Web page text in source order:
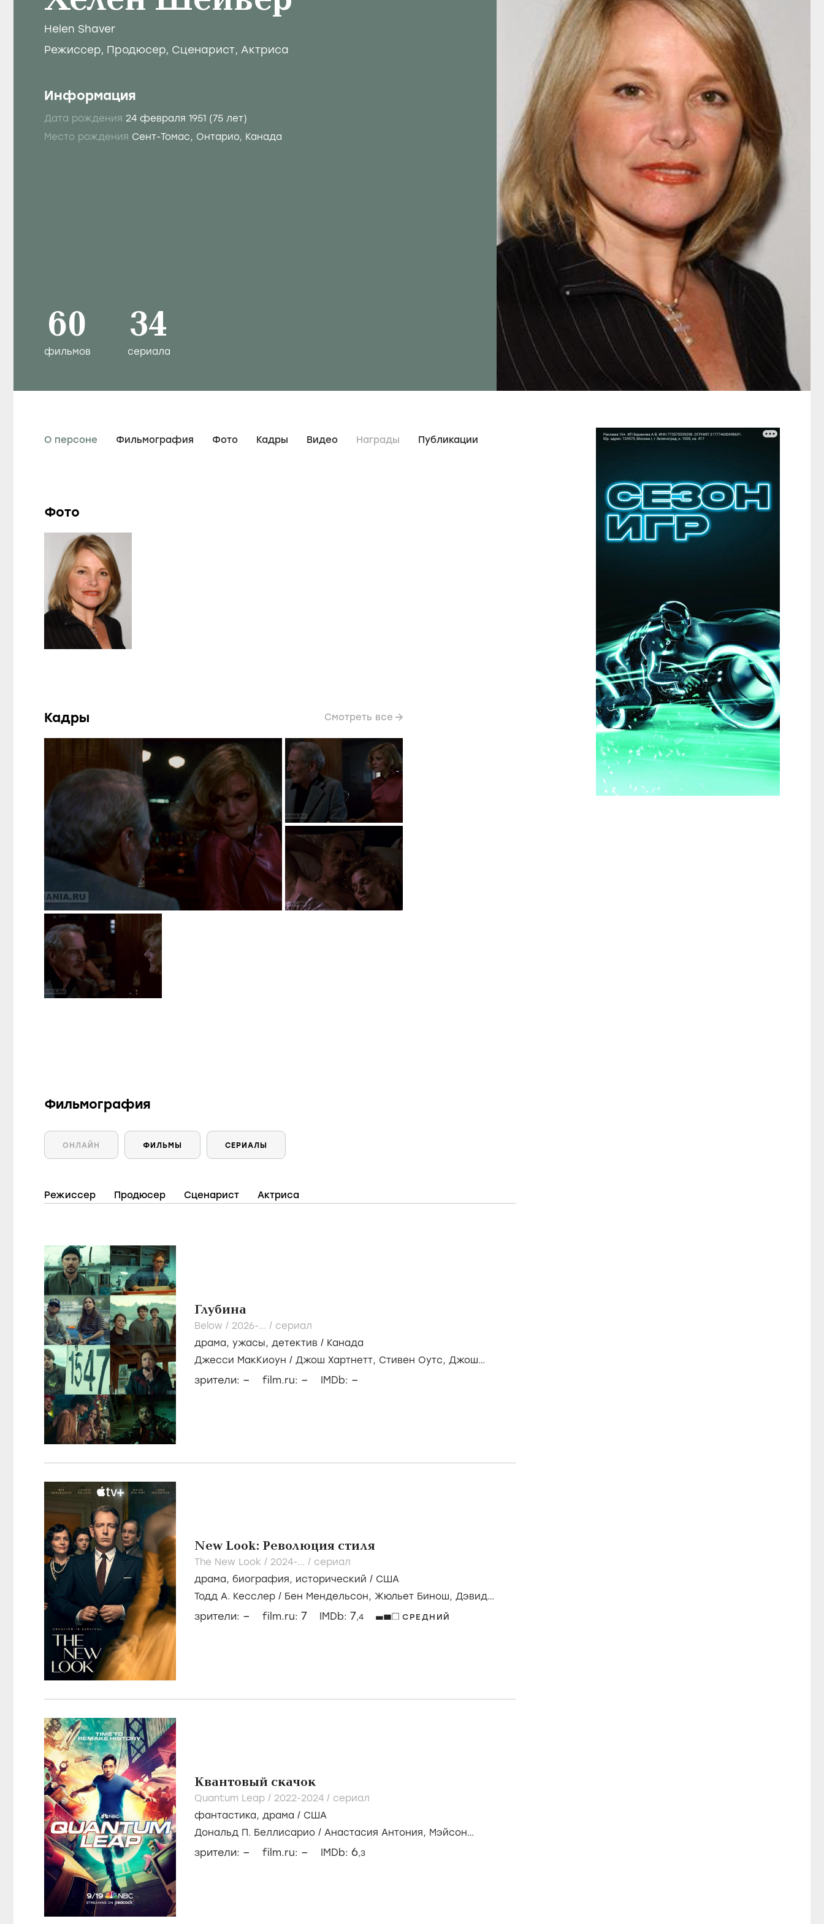
Helen Shaver
Режиссер, Продюсер, Сценарист, Актриса
Информация
Дата рождения 24 февраля 1951 (75 лет)
Место рождения Сент-Томас, Онтарио, Канада
60
фильмов
34
сериала
О персоне Фильмография Фото Кадры Видео Награды Публикации
Фото
Кадры Смотреть все
Фильмография
ОНЛАЙН ФИЛЬМЫ СЕРИАЛЫ
Режиссер Продюсер Сценарист Актриса
Глубина
Below / 2026-... / сериал
драма, ужасы, детектив / Канада
Джесси МакКиоун / Джош Хартнетт, Стивен Оутс, Джош
зрители: – film.ru: – IMDb: –
New Look: Революция стиля
The New Look / 2024-... / сериал
драма, биография, исторический / США
Тодд А. Кесслер / Бен Мендельсон, Жюльет Бинош, Дэвид
зрители: – film.ru: 7 IMDb: 7,4 СРЕДНИЙ
Квантовый скачок
Quantum Leap / 2022-2024 / сериал
фантастика, драма / США
Дональд П. Беллисарио / Анастасия Антония, Мэйсон
зрители: – film.ru: – IMDb: 6,3